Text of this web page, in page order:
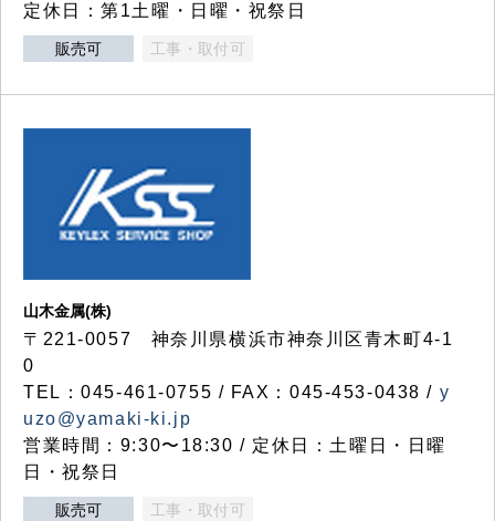
定休日：第1土曜・日曜・祝祭日
販売可 工事・取付可
山木金属(株)
〒221-0057 神奈川県横浜市神奈川区青木町4-1
0
TEL：045-461-0755 / FAX：045-453-0438 / y
uzo@yamaki-ki.jp
営業時間：9:30〜18:30 / 定休日：土曜日・日曜
日・祝祭日
販売可 工事・取付可